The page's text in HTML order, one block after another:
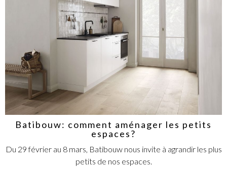
Batibouw: comment aménager les petits
espaces?
Du 29 février au 8 mars, Batibouw nous invite à agrandir les plus
petits de nos espaces.